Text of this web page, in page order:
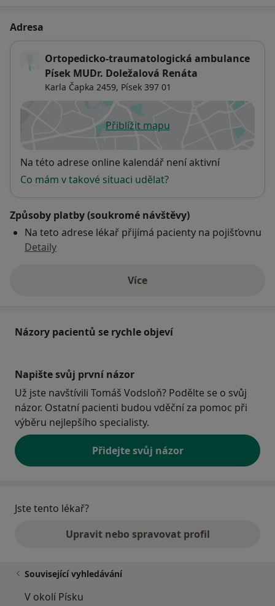
Adresa
Ortopedicko-traumatologická ambulance
Písek MUDr. Doležalová Renáta
Karla Čapka 2459, Písek 397 01
Přiblížit mapuse otevře v nové záložce
Dostupnost
Na této adrese online kalendář není aktivní
Co mám v takové situaci udělat?
Způsoby platby (soukromé návštěvy)
Na teto adrese lékař přijímá pacienty na pojišťovnu
Detaily
Víceo adrese
Názory pacientů se rychle objeví
Napište svůj první názor
Už jste navštívili Tomáš Vodsloň? Podělte se o svůj
názor. Ostatní pacienti budou vděční za pomoc při
výběru nejlepšího specialisty.
Přidejte svůj názor
Jste tento lékař?
Upravit nebo spravovat profil
Související vyhledávání
V okolí Písku